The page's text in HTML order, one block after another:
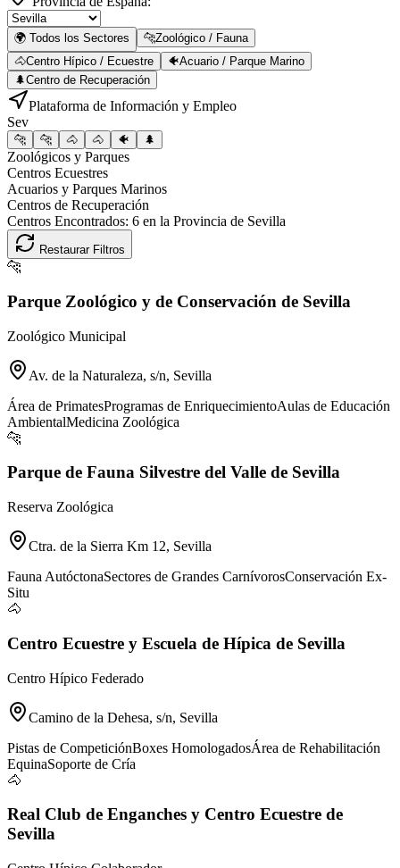
🌍 Todos los Sectores 🐆Zoológico / Fauna
🐴Centro Hípico / Ecuestre 🐠Acuario / Parque Marino
🌲Centro de Recuperación
Plataforma de Información y Empleo
Sev
🐆 🐆 🐴 🐴 🐠 🌲
Zoológicos y Parques
Centros Ecuestres
Acuarios y Parques Marinos
Centros de Recuperación
Centros Encontrados: 6 en la Provincia de Sevilla
Restaurar Filtros
🐆
Parque Zoológico y de Conservación de Sevilla
Zoológico Municipal
Av. de la Naturaleza, s/n, Sevilla
Área de PrimatesProgramas de EnriquecimientoAulas de Educación
AmbientalMedicina Zoológica
🐆
Parque de Fauna Silvestre del Valle de Sevilla
Reserva Zoológica
Ctra. de la Sierra Km 12, Sevilla
Fauna AutóctonaSectores de Grandes CarnívorosConservación Ex-
Situ
🐴
Centro Ecuestre y Escuela de Hípica de Sevilla
Centro Hípico Federado
Camino de la Dehesa, s/n, Sevilla
Pistas de CompeticiónBoxes HomologadosÁrea de Rehabilitación
EquinaSoporte de Cría
🐴
Real Club de Enganches y Centro Ecuestre de
Sevilla